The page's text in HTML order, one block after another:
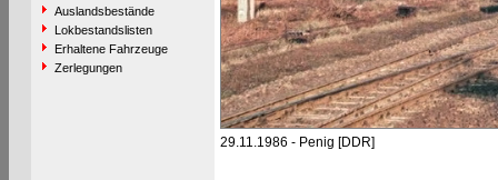
Auslandsbestände
Lokbestandslisten
Erhaltene Fahrzeuge
Zerlegungen
29.11.1986 - Penig [DDR]